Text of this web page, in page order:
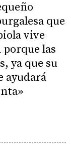
que
vive
las
ya que su
ayudará